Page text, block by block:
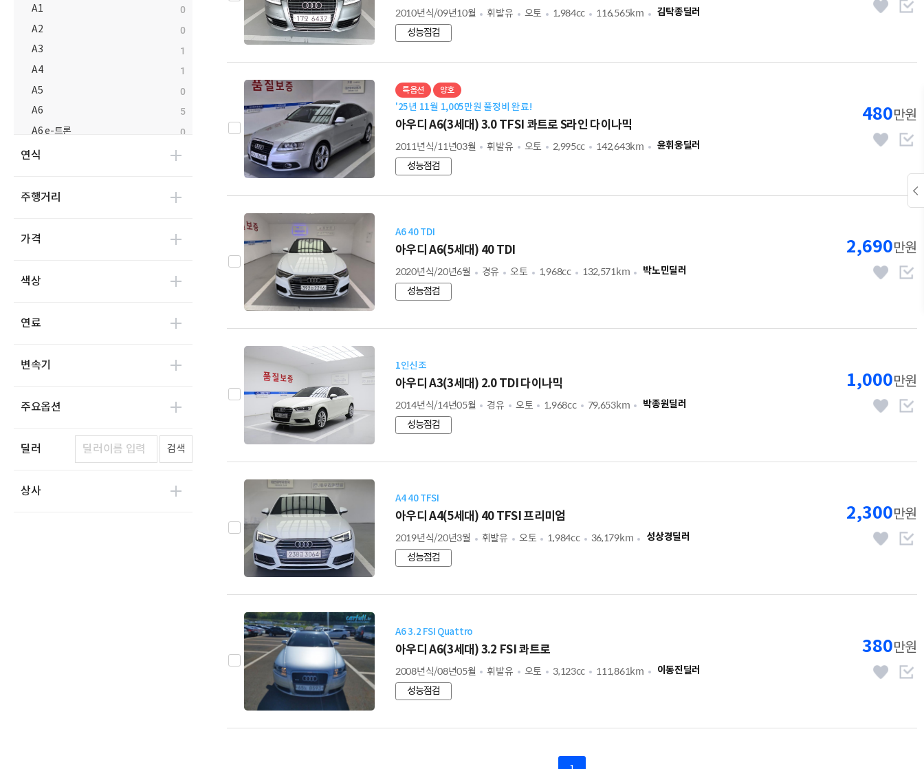
A1
0
A2
0
A3
1
A4
1
A5
0
A6
5
A6 e-트론
0
A7
0
e-트론
e-트론 GT
Q3
0
RS4
RS6
연식
주행거리
가격
색상
연료
변속기
주요옵션
딜러 검색
상사
2010년식/09년10월 휘발유 오토 1,984cc 116,565km
김탁종딜러
성능점검
특옵션 양호
'25년 11월 1,005만원 풀정비 완료!
아우디 A6(3세대) 3.0 TFSI 콰트로 S라인 다이나믹
2011년식/11년03월 휘발유 오토 2,995cc 142,643km
윤휘웅딜러
성능점검
480만원
A6 40 TDI
아우디 A6(5세대) 40 TDI
2020년식/20년6월 경유 오토 1,968cc 132,571km
박노민딜러
성능점검
2,690만원
1인신조
아우디 A3(3세대) 2.0 TDI 다이나믹
2014년식/14년05월 경유 오토 1,968cc 79,653km
박종원딜러
성능점검
1,000만원
A4 40 TFSI
아우디 A4(5세대) 40 TFSI 프리미엄
2019년식/20년3월 휘발유 오토 1,984cc 36,179km
성상경딜러
성능점검
2,300만원
A6 3.2 FSI Quattro
아우디 A6(3세대) 3.2 FSI 콰트로
2008년식/08년05월 휘발유 오토 3,123cc 111,861km
이동진딜러
성능점검
380만원